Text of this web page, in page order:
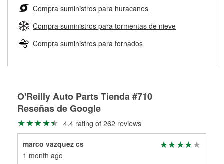
Más información sobre el Programa de Préstamo de
Herramientas de O'Reilly
medirán tus tambores o discos para determinar si pueden
ser rectificados con seguridad. Si tus tambores o discos no
pueden ser reutilizados, podemos ayudarte a encontrar las
partes de reemplazo correctas para tu reparación.
Rectificación de tambores y discos de freno
Compra suministros para huracanes
Compra suministros para tormentas de nieve
Compra suministros para tornados
O'Reilly Auto Parts Tienda #710
Reseñas de Google
4.4 rating of 262 reviews
marco vazquez cs
1 month ago